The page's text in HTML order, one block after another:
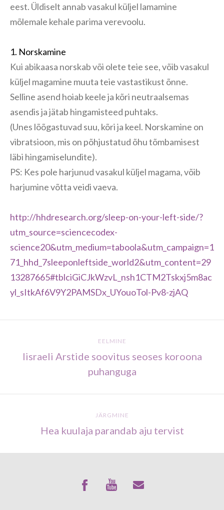
eest. Üldiselt annab vasakul küljel lamamine
mõlemale kehale parima verevoolu.
1. Norskamine
Kui abikaasa norskab või olete teie see, võib vasakul
küljel magamine muuta teie vastastikust õnne.
Selline asend hoiab keele ja kõri neutraalsemas
asendis ja jätab hingamisteed puhtaks.
(Unes lõõgastuvad suu, kõri ja keel. Norskamine on
vibratsioon, mis on põhjustatud õhu tõmbamisest
läbi hingamiselundite).
PS: Kes pole harjunud vasakul küljel magama, võib
harjumine võtta veidi vaeva.
http://hhdresearch.org/sleep-on-your-left-side/?
utm_source=sciencecodex-
science20&utm_medium=taboola&utm_campaign=1
71_hhd_7sleeponleftside_world2&utm_content=29
13287665#tblciGiCJkWzvL_nsh1CTM2Tskxj5m8ac
yl_sItkAf6V9Y2PAMSDx_UYouoTol-Pv8-zjAQ
EELMINE
Iisraeli Arstide soovitus seoses koroona
puhanguga
JÄRGMINE
Hea kuulaja parandab aju tervist